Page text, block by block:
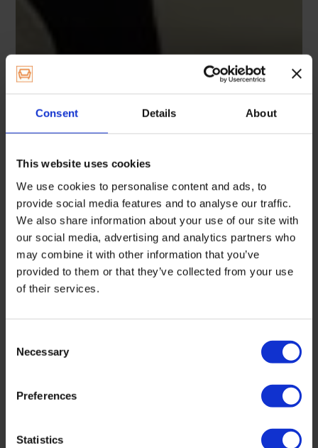
Consent Details About
This website uses cookies
We use cookies to personalise content and ads, to
provide social media features and to analyse our traffic.
We also share information about your use of our site with
our social media, advertising and analytics partners who
may combine it with other information that you’ve
provided to them or that they’ve collected from your use
of their services.
Selection
Necessary
Preferences
Statistics